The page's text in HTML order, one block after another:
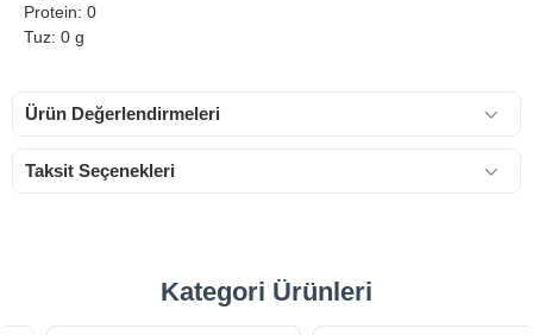
Protein: 0
Tuz: 0 g
Ürün Değerlendirmeleri
Taksit Seçenekleri
Kategori Ürünleri